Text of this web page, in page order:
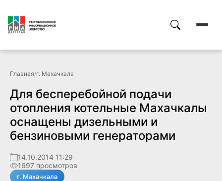
Главная/г. Махачкала
Для бесперебойной подачи
отопления котельные Махачкалы
оснащены дизельными и
бензиновыми генераторами
14.10.2014 11:29
1697 просмотров
г. Махачкала